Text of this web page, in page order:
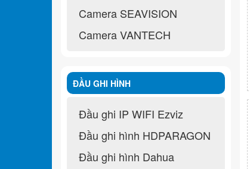
Camera SEAVISION
Camera VANTECH
ĐẦU GHI HÌNH
Đầu ghi IP WIFI Ezviz
Đầu ghi hình HDPARAGON
Đầu ghi hình Dahua